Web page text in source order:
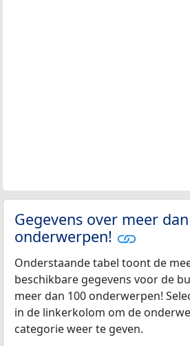
Gegevens over meer
onderwerpen!
Onderstaande tabel toont de
beschikbare gegevens voor de
meer dan 100 onderwerpen!
in de linkerkolom om de
categorie weer te geven.